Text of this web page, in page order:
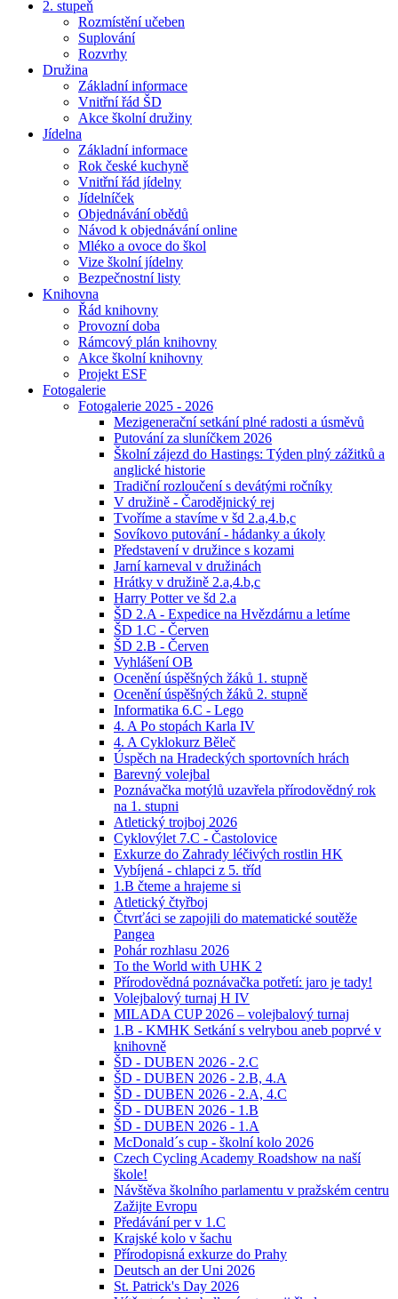
2. stupeň
Rozmístění učeben
Suplování
Rozvrhy
Družina
Základní informace
Vnitřní řád ŠD
Akce školní družiny
Jídelna
Základní informace
Rok české kuchyně
Vnitřní řád jídelny
Jídelníček
Objednávání obědů
Návod k objednávání online
Mléko a ovoce do škol
Vize školní jídelny
Bezpečnostní listy
Knihovna
Řád knihovny
Provozní doba
Rámcový plán knihovny
Akce školní knihovny
Projekt ESF
Fotogalerie
Fotogalerie 2025 - 2026
Mezigenerační setkání plné radosti a úsměvů
Putování za sluníčkem 2026
Školní zájezd do Hastings: Týden plný zážitků a
anglické historie
Tradiční rozloučení s devátými ročníky
V družině - Čarodějnický rej
Tvoříme a stavíme v šd 2.a,4.b,c
Sovíkovo putování - hádanky a úkoly
Představení v družince s kozami
Jarní karneval v družinách
Hrátky v družině 2.a,4.b,c
Harry Potter ve šd 2.a
ŠD 2.A - Expedice na Hvězdárnu a letíme
ŠD 1.C - Červen
ŠD 2.B - Červen
Vyhlášení OB
Ocenění úspěšných žáků 1. stupně
Ocenění úspěšných žáků 2. stupně
Informatika 6.C - Lego
4. A Po stopách Karla IV
4. A Cyklokurz Běleč
Úspěch na Hradeckých sportovních hrách
Barevný volejbal
Poznávačka motýlů uzavřela přírodovědný rok
na 1. stupni
Atletický trojboj 2026
Cyklovýlet 7.C - Častolovice
Exkurze do Zahrady léčivých rostlin HK
Vybíjená - chlapci z 5. tříd
1.B čteme a hrajeme si
Atletický čtyřboj
Čtvrťáci se zapojili do matematické soutěže
Pangea
Pohár rozhlasu 2026
To the World with UHK 2
Přírodovědná poznávačka potřetí: jaro je tady!
Volejbalový turnaj H IV
MILADA CUP 2026 – volejbalový turnaj
1.B - KMHK Setkání s velrybou aneb poprvé v
knihovně
ŠD - DUBEN 2026 - 2.C
ŠD - DUBEN 2026 - 2.B, 4.A
ŠD - DUBEN 2026 - 2.A, 4.C
ŠD - DUBEN 2026 - 1.B
ŠD - DUBEN 2026 - 1.A
McDonald´s cup - školní kolo 2026
Czech Cycling Academy Roadshow na naší
škole!
Návštěva školního parlamentu v pražském centru
Zažijte Evropu
Předávání per v 1.C
Krajské kolo v šachu
Přírodopisná exkurze do Prahy
Deutsch an der Uni 2026
St. Patrick's Day 2026